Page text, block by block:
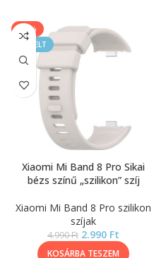
-40%
KIEMELT
Xiaomi Mi Band 8 Pro Sikai
bézs színű „szilikon” szíj
Xiaomi Mi Band 8 Pro szilikon
szíjak
4.990Ft 2.990 Ft
KOSÁRBA TESZEM